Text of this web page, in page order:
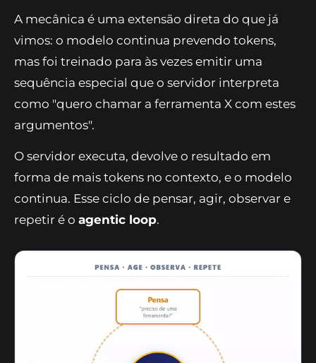
A mecânica é uma extensão direta do que já
vimos: o modelo continua prevendo tokens,
mas foi treinado para às vezes emitir uma
sequência especial que o servidor interpreta
como "quero chamar a ferramenta X com estes
argumentos".
O servidor executa, devolve o resultado em
forma de mais tokens no contexto, e o modelo
continua. Esse ciclo de pensar, agir, observar e
repetir é o agentic loop.